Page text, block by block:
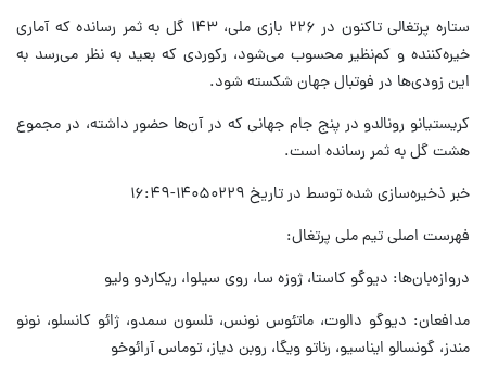
ستاره پرتغالی تاکنون در ۲۲۶ بازی ملی، ۱۴۳ گل به ثمر رسانده که آماری
خیره‌کننده و کم‌نظیر محسوب می‌شود، رکوردی که بعید به نظر می‌رسد به
این زودی‌ها در فوتبال جهان شکسته شود.
کریستیانو رونالدو در پنج جام جهانی که در آن‌ها حضور داشته، در مجموع
هشت گل به ثمر رسانده است.
خبر ذخیره‌سازی شده توسط در تاریخ ۱۴۰۵۰۲۲۹-۱۶:۴۹
فهرست اصلی تیم ملی پرتغال:
دروازه‌بان‌ها: دیوگو کاستا، ژوزه سا، روی سیلوا، ریکاردو ولیو
مدافعان: دیوگو دالوت، ماتئوس نونس، نلسون سمدو، ژائو کانسلو، نونو
مندز، گونسالو ایناسیو، رناتو ویگا، روبن دیاز، توماس آرائوخو